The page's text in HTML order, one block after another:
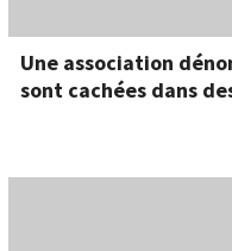
Une association
sont cachées dans